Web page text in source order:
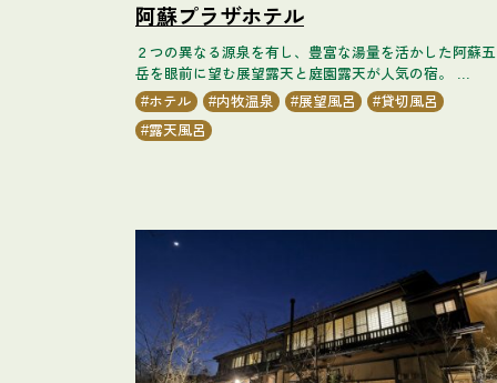
阿蘇プラザホテル
２つの異なる源泉を有し、豊富な湯量を活かした阿蘇五
岳を眼前に望む展望露天と庭園露天が人気の宿。 ...
ホテル
内牧温泉 展望風呂
貸切風呂
露天風呂